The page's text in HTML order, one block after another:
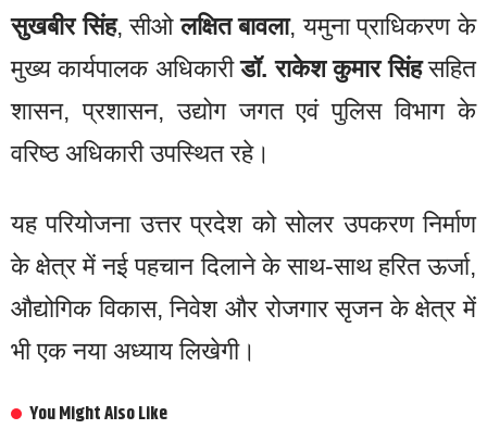
सुखबीर सिंह, सीओलक्षित बावला, यमुना प्राधिकरण के
मुख्य कार्यपालक अधिकारीडॉ. राकेश कुमार सिंहसहित
शासन, प्रशासन, उद्योग जगत एवं पुलिस विभाग के
वरिष्ठ अधिकारी उपस्थित रहे।
यह परियोजना उत्तर प्रदेश को सोलर उपकरण निर्माण
के क्षेत्र में नई पहचान दिलाने के साथ-साथ हरित ऊर्जा,
औद्योगिक विकास, निवेश और रोजगार सृजन के क्षेत्र में
भी एक नया अध्याय लिखेगी।
You Might Also Like